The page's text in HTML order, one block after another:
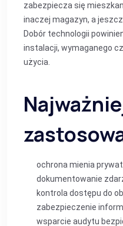
zabezpiecza się
inaczej magazyn, a
Dobór technologii
instalacji, wymaganego
użycia.
ochrona mienia
dokumentowanie
kontrola dostępu do
zabezpieczenie
wsparcie audytu